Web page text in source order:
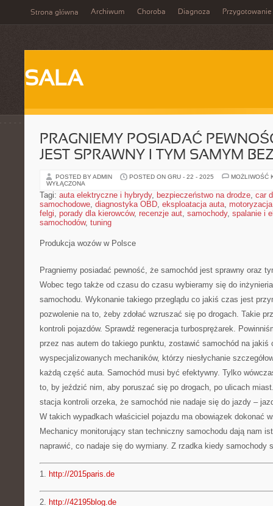
Strona główna Archiwum Choroba Diagnoza Przygotowanie
SALA
PRAGNIEMY POSIADAĆ
JEST SPRAWNY I TYM SAMYM
POSTED BY ADMIN POSTED ON GRU - 22 - 2025
MOŻLIWOŚĆ
WYŁĄCZONA
Tagi: auta elektryczne i hybrydy, bezpieczeństwo na drodze, car
samochodowe, diagnostyka OBD, eksploatacja auta, motoryzacja
felgi, porady dla kierowców, recenzje aut, samochody, spalanie i
samochodów, tuning
Produkcja wozów w Polsce
Pragniemy posiadać pewność, że samochód jest sprawny oraz
Wobec tego także od czasu do czasu wybieramy się do
samochodu. Wykonanie takiego przeglądu co jakiś czas jest
pozwolenie na to, żeby zdołać wzruszać się po drogach. Takie
kontroli pojazdów. Sprawdź regeneracja turbosprężarek.
przez nas autem do takiego punktu, zostawić samochód na jakiś
wyspecjalizowanych mechaników, którzy niesłychanie
każdą część auta. Samochód musi być efektywny. Tylko
to, by jeździć nim, aby poruszać się po drogach, po ulicach
stacja kontroli orzeka, że samochód nie nadaje się do jazdy –
W takich wypadkach właściciel pojazdu ma obowiązek dokonać
Mechanicy monitorujący stan techniczny samochodu dają nam
naprawić, co nadaje się do wymiany. Z rzadka kiedy samochody
1. http://2015paris.de
2. http://42195blog.de